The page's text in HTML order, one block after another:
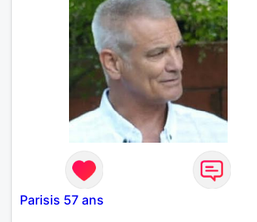
Parisis 57 ans